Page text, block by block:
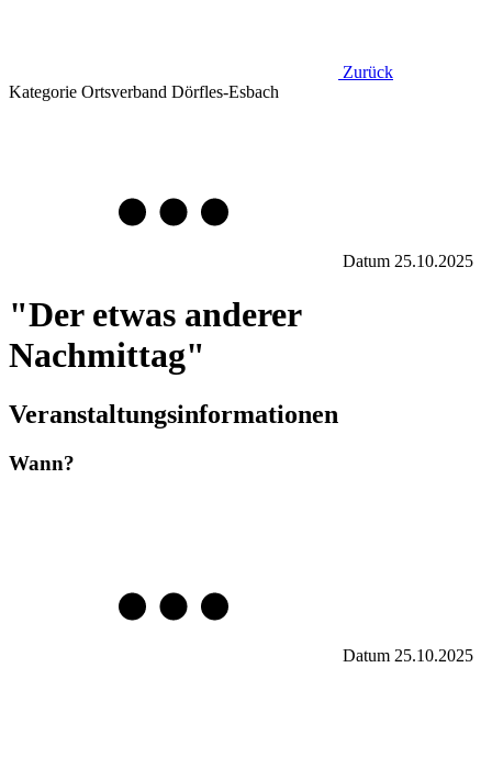
Zurück
Kategorie Ortsverband Dörfles-Esbach
Datum 25.10.2025
"Der etwas anderer
Nachmittag"
Veranstaltungsinformationen
Wann?
Datum 25.10.2025